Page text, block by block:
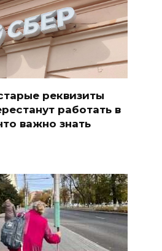
реквизиты
работать в
важно знать